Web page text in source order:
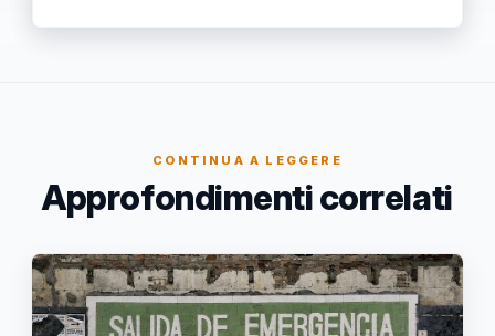
CONTINUA A LEGGERE
Approfondimenti correlati